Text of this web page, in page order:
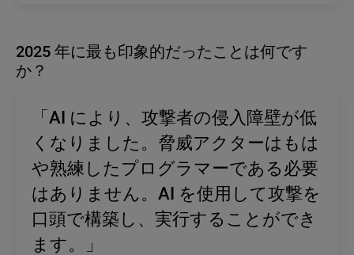
2025 年に最も印象的だったことは何です
か？
「AI により、攻撃者の侵入障壁が低
くなりました。脅威アクターはもは
や熟練したプログラマーである必要
はありません。AI を使用して攻撃を
口頭で構築し、実行することができ
ます。」